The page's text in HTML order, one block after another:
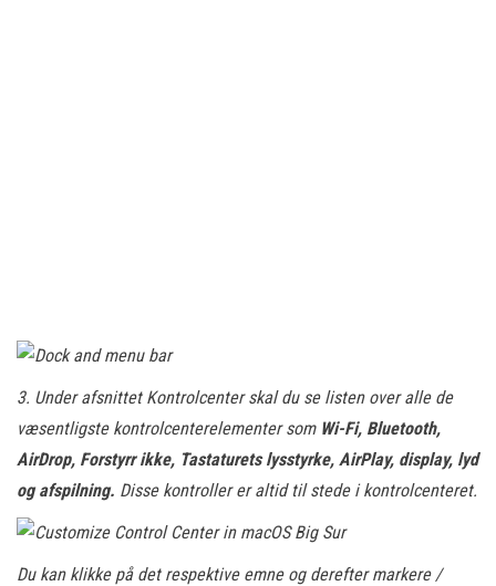
3. Under afsnittet Kontrolcenter skal du se listen over alle de
væsentligste kontrolcenterelementer som Wi-Fi, Bluetooth,
AirDrop, Forstyrr ikke, Tastaturets lysstyrke, AirPlay, display, lyd
og afspilning. Disse kontroller er altid til stede i kontrolcenteret.
Du kan klikke på det respektive emne og derefter markere /